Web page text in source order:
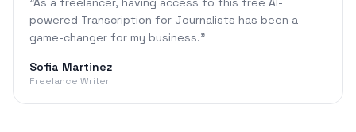
powered Transcription for Journalists has been a
game-changer for my business."
Sofia Martinez
Freelance Writer